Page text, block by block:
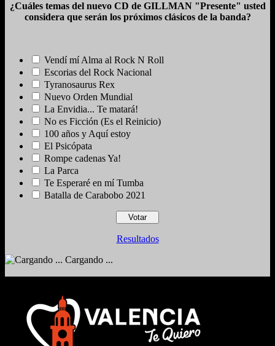
¿Cuáles temas del nuevo CD de GILLMAN "Presente" usted
considera que serán los próximos clásicos de la banda?
Vendí mí Alma al Rock N Roll
Escorias del Rock Nacional
Tyranosaurus Rex
Nuevo Orden Mundial
La Envidia... Te matará!
No es Ficción (Es el Reinicio)
100 años y Aquí estoy
El Psicópata
Rompe cadenas Ya!
La Parca
Te Esperaré en mí Tumba
Batalla de Carabobo 2021
Resultados
Cargando ...